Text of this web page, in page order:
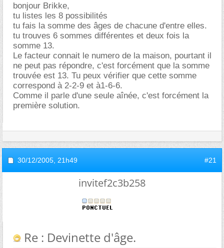
bonjour Brikke,
tu listes les 8 possibilités
tu fais la somme des âges de chacune d'entre elles.
tu trouves 6 sommes différentes et deux fois la
somme 13.
Le facteur connait le numero de la maison, pourtant il
ne peut pas répondre, c'est forcément que la somme
trouvée est 13. Tu peux vérifier que cette somme
correspond à 2-2-9 et à1-6-6.
Comme il parle d'une seule aînée, c'est forcément la
première solution.
30/12/2005, 21h49 #21
invitef2c3b258
Re : Devinette d'âge.